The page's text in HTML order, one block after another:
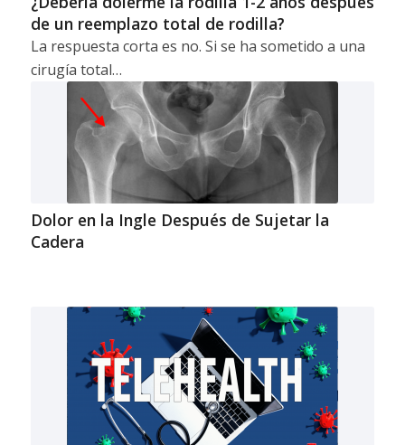
de un reemplazo total de rodilla?
La respuesta corta es no. Si se ha sometido a una
cirugía total…
Dolor en la Ingle Después de Sujetar la
Cadera